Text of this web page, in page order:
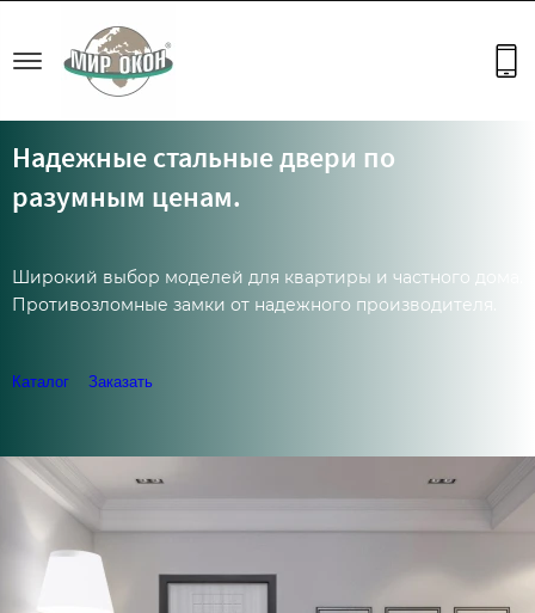
Надежные стальные двери по
разумным ценам.
Широкий выбор моделей для квартиры и частного дома.
Противозломные замки от надежного производителя.
Каталог Заказать